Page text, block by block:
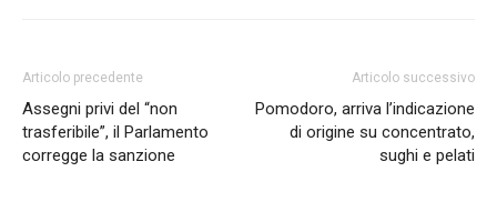
Articolo precedente
Assegni privi del “non
trasferibile”, il Parlamento
corregge la sanzione
Articolo successivo
Pomodoro, arriva l’indicazione
di origine su concentrato,
sughi e pelati